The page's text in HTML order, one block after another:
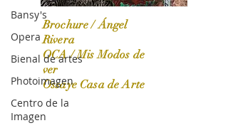
Bansy's
Opera
Bienal de artes
Photoimagen
Centro de la
Imagen
OCA|News 31 / Marzo-Abril / 2024
Brochure / Ángel
Rivera
OCA / Mis Modos de
ver
Ossaye Casa de Arte